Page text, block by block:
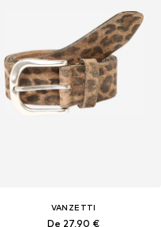
VANZETTI
De 27,90 €